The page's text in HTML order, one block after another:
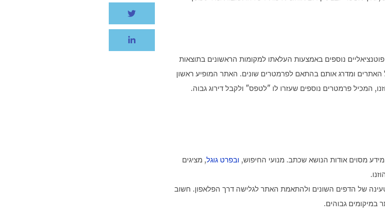
נוספים באמצעות העלאתו למקומות הראשונים בתוצאות
האתרים ומדרג אותם בהתאם לפרמטרים שונים. האתר המופיע ראשון
המכיל פרמטרים נוספים שעזרו לו "לטפס" ולקבל דירוג גבוה.
מסוים אודות הנושא שכתב. מנועי החיפוש, ובפרט גוגל, מציגים
של הדפים השונים ולהתאמת האתר לגלישה דרך הפלאפון. חשוב
במיקומים גבוהים.